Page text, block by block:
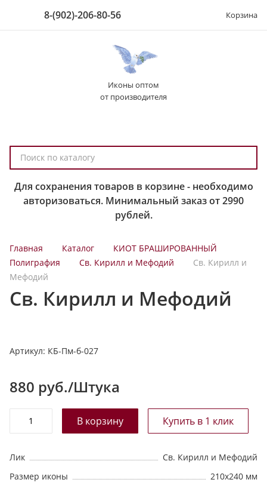
8-(902)-206-80-56 Корзина
Иконы оптом
от производителя
о
к
а
т
а
у
Для сохранения товаров в корзине - необходимо
авторизоваться. Минимальный заказ от 2990
рублей.
Главная Каталог
КИОТ БРАШИРОВАННЫЙ
Полиграфия
Св. Кирилл и Мефодий
Св. Кирилл и
Мефодий
Св. Кирилл и Мефодий
Артикул: КБ-Пм-б-027
880 руб./Штука
Лик
Св. Кирилл и Мефодий
Размер иконы
210х240 мм